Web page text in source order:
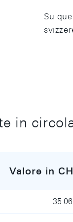
Su
in
Valore in
35